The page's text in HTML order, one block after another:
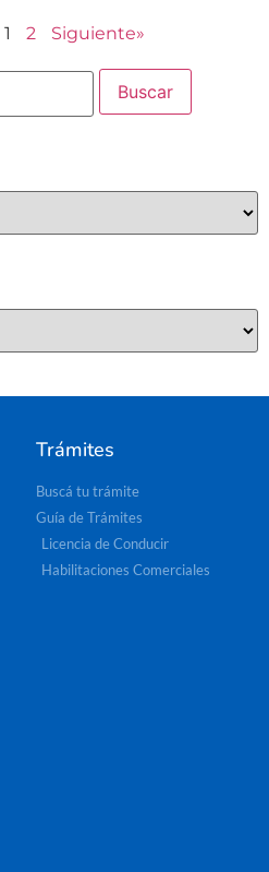
1 2 Siguiente»
Trámites
Buscá tu trámite
Guía de Trámites
Licencia de Conducir
Habilitaciones Comerciales